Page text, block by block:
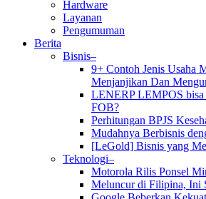
Hardware
Layanan
Pengumuman
Berita
Bisnis–
9+ Contoh Jenis Usaha
Menjanjikan Dan
LENERP LEMPOS bisa
FOB?
Perhitungan BPJS
Mudahnya Berbisnis
[LeGold] Bisnis yang
Teknologi–
Motorola Rilis Ponsel
Meluncur di Filipina, Ini